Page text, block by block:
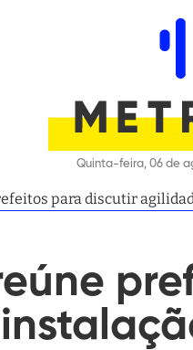
Quinta-feira, 06 de
para discutir